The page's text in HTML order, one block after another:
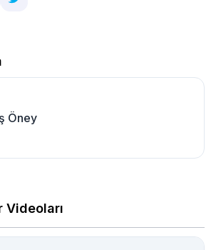
Öney
Videoları